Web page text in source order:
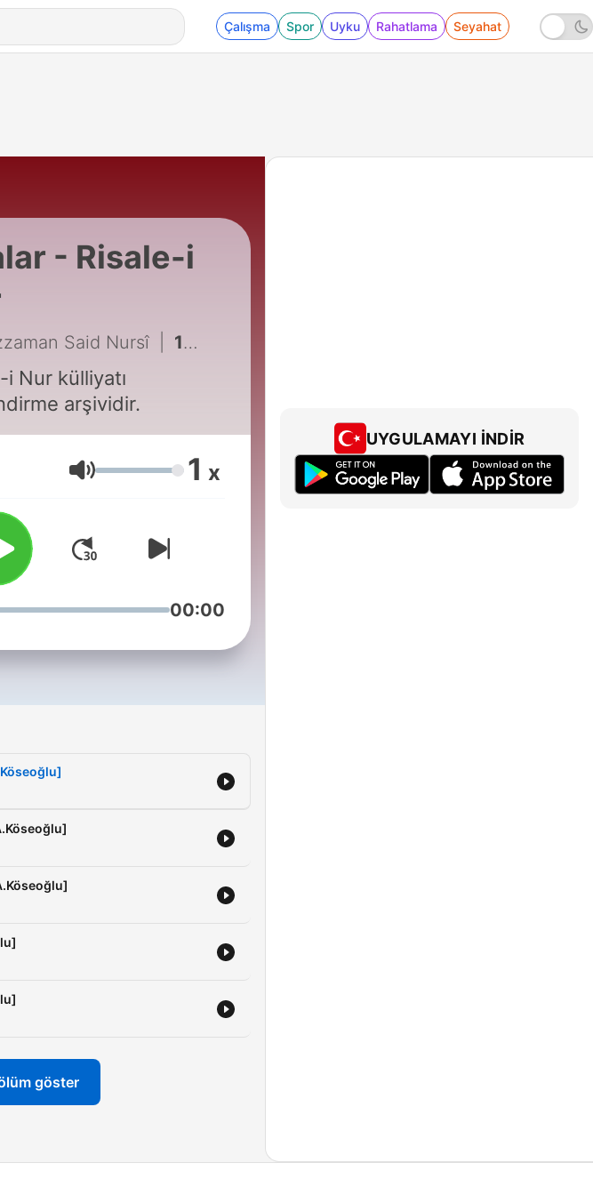
Çalışma Spor Uyku Rahatlama Seyahat
- Risale-i
Said Nursî 188 - 1 - 2.Şua - 01 (1.Makam 1.Meyve) [A.Köseoğlu]
i Nur külliyatı
arşividir.
Ses 1 x
00:00
göster
UYGULAMAYI İNDIR